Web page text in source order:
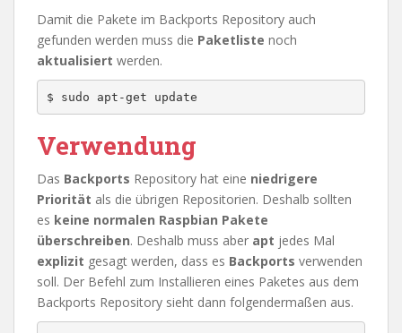
Damit die Pakete im Backports Repository auch
gefunden werden muss die Paketliste noch
aktualisiert werden.
$ sudo apt-get update
Verwendung
Das Backports Repository hat eine niedrigere
Priorität als die übrigen Repositorien. Deshalb sollten
es keine normalen Raspbian Pakete
überschreiben. Deshalb muss aber apt jedes Mal
explizit gesagt werden, dass es Backports verwenden
soll. Der Befehl zum Installieren eines Paketes aus dem
Backports Repository sieht dann folgendermaßen aus.